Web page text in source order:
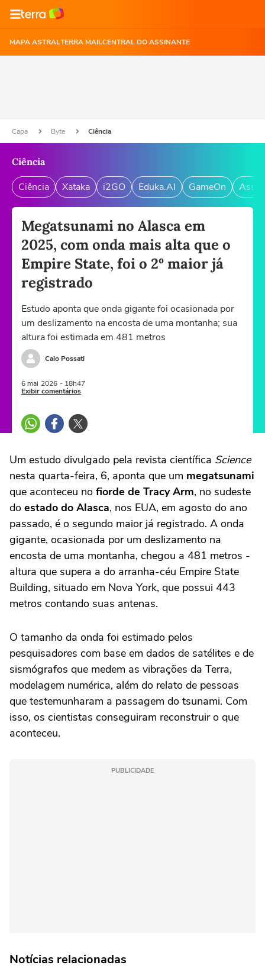
MAPA ASTRALTERRA MAILCENTRAL DO ASSINANTE
Capa Byte Ciência
Ciência
Ciência Xataka i2GO Eduka.AI GameOn
Megatsunami no Alasca em
2025, com onda mais alta que o
Empire State, foi o 2º maior já
registrado
Estudo aponta que onda gigante foi ocasionada por
um deslizamento na encosta de uma montanha; sua
altura foi estimada em 481 metros
Caio Possati
6 mai 2026 - 18h47
Exibir comentários
Um estudo divulgado pela revista científica Science
nesta quarta-feira, 6, aponta que um megatsunami
que aconteceu no fiorde de Tracy Arm, no sudeste
do estado do Alasca, nos EUA, em agosto do ano
passado, é o segundo maior já registrado. A onda
gigante, ocasionada por um deslizamento na
encosta de uma montanha, chegou a 481 metros -
altura que supera a do arranha-céu Empire State
Building, situado em Nova York, que possui 443
metros contando suas antenas.
O tamanho da onda foi estimado pelos
pesquisadores com base em dados de satélites e de
sismógrafos que medem as vibrações da Terra,
modelagem numérica, além do relato de pessoas
que testemunharam a passagem do tsunami. Com
isso, os cientistas conseguiram reconstruir o que
aconteceu.
PUBLICIDADE
Notícias relacionadas